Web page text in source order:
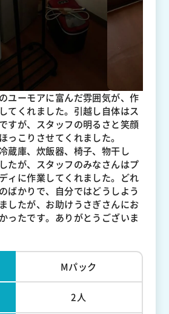
ユーモアに富んだ雰囲気が、作
てくれました。引越し自体はス
すが、スタッフの明るさと笑顔
っこりさせてくれました。
蔵庫、炊飯器、椅子、物干し
たが、スタッフのみなさんはプ
ィに作業してくれました。どれ
ばかりで、自分ではどうしよう
したが、お助けうさぎさんにお
ったです。ありがとうございま
Mパック
2人